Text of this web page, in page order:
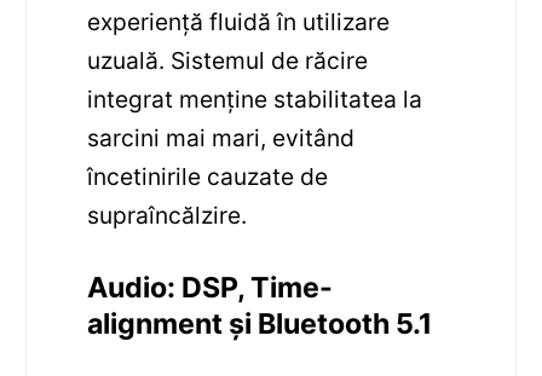
experiență fluidă în utilizare
uzuală. Sistemul de răcire
integrat menține stabilitatea la
sarcini mai mari, evitând
încetinirile cauzate de
supraîncălzire.
Audio: DSP, Time-
alignment și Bluetooth 5.1